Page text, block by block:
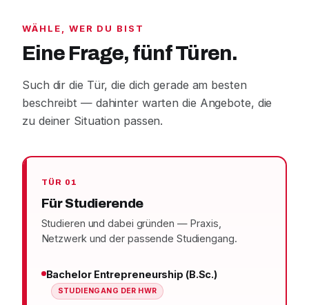
WÄHLE, WER DU BIST
Eine Frage, fünf Türen.
Such dir die Tür, die dich gerade am besten
beschreibt — dahinter warten die Angebote, die
zu deiner Situation passen.
TÜR 01
Für Studierende
Studieren und dabei gründen — Praxis,
Netzwerk und der passende Studiengang.
Bachelor Entrepreneurship (B.Sc.)
STUDIENGANG DER HWR